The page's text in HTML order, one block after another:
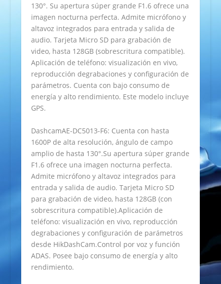
130°. Su apertura súper grande F1.6 ofrece una
imagen nocturna perfecta. Admite micrófono y
altavoz integrados para entrada y salida de
audio. Tarjeta Micro SD para grabación de
video, hasta 128GB (sobrescritura compatible).
Aplicación de teléfono: visualización en vivo,
reproducción degrabaciones y configuración de
parámetros. Cuenta con bajo consumo de
energía y alto rendimiento. Este modelo incluye
GPS.
DashcamAE-DC5013-F6: Cuenta con hasta
1600P de alta resolución, ángulo de campo
amplio de hasta 130°.Su apertura súper grande
F1.6 ofrece una imagen nocturna perfecta.
Admite micrófono y altavoz integrados para
entrada y salida de audio. Tarjeta Micro SD
para grabación de video, hasta 128GB (con
sobrescritura compatible).Aplicación de
teléfono: visualización en vivo, reproducción
degrabaciones y configuración de parámetros
desde HikDashCam.Control por voz y función
ADAS. Posee bajo consumo de energía y alto
rendimiento.